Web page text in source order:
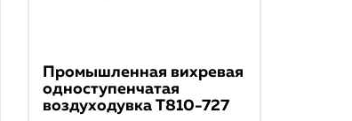
Промышленная вихревая
одноступенчатая
воздуходувка T810-727